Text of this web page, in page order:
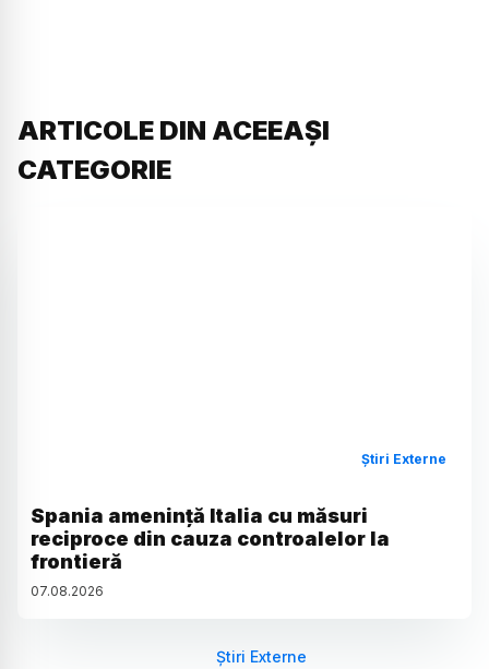
ARTICOLE DIN ACEEAȘI
CATEGORIE
Știri Externe
Spania amenință Italia cu măsuri
reciproce din cauza controalelor la
frontieră
07.08.2026
Știri Externe